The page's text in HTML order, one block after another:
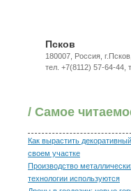
Псков
180007, Россия,
тел. +7(8112) 57-64-44,
/ Самое
Как вырастить
своем участке
Производство
технологии используются